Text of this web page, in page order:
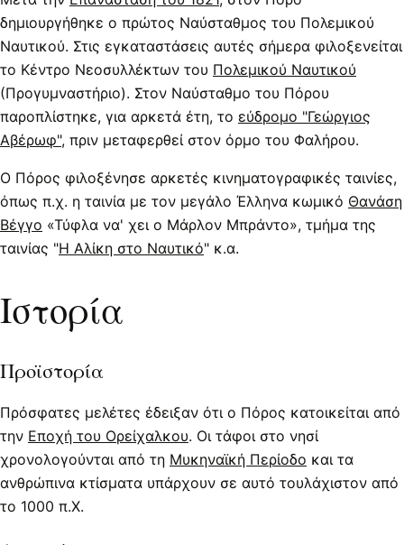
δημιουργήθηκε ο πρώτος Ναύσταθμος του Πολεμικού
Ναυτικού. Στις εγκαταστάσεις αυτές σήμερα φιλοξενείται
το Κέντρο Νεοσυλλέκτων του Πολεμικού Ναυτικού
(Προγυμναστήριο). Στον Ναύσταθμο του Πόρου
παροπλίστηκε, για αρκετά έτη, το εύδρομο "Γεώργιος
Αβέρωφ", πριν μεταφερθεί στον όρμο του Φαλήρου.
Ο Πόρος φιλοξένησε αρκετές κινηματογραφικές ταινίες,
όπως π.χ. η ταινία με τον μεγάλο Έλληνα κωμικό Θανάση
Βέγγο «Τύφλα να' χει ο Μάρλον Μπράντο», τμήμα της
ταινίας "Η Αλίκη στο Ναυτικό" κ.α.
Ιστορία
Προϊστορία
Πρόσφατες μελέτες έδειξαν ότι ο Πόρος κατοικείται από
την Εποχή του Ορείχαλκου. Οι τάφοι στο νησί
χρονολογούνται από τη Μυκηναϊκή Περίοδο και τα
ανθρώπινα κτίσματα υπάρχουν σε αυτό τουλάχιστον από
το 1000 π.Χ.